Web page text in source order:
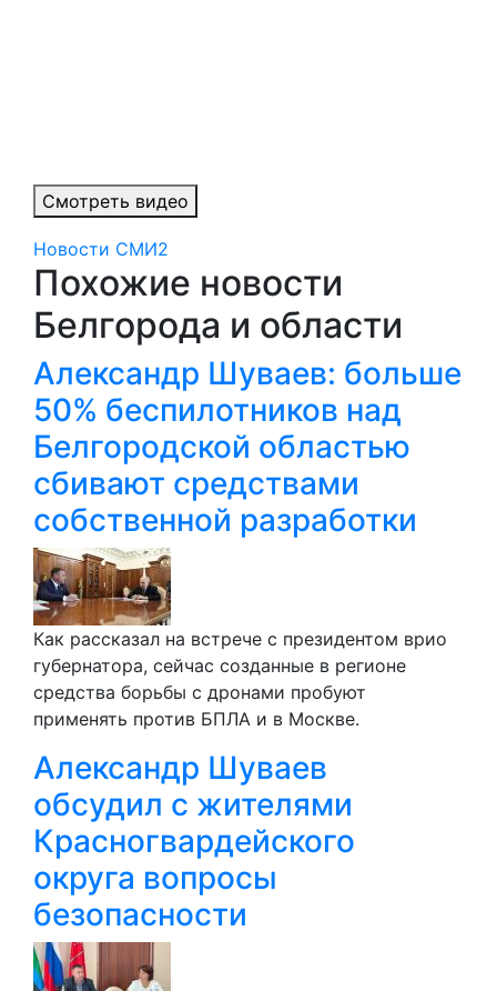
Смотреть видео
Новости СМИ2
Похожие новости
Белгорода и области
Александр Шуваев: больше
50% беспилотников над
Белгородской областью
сбивают средствами
собственной разработки
Как рассказал на встрече с президентом врио
губернатора, сейчас созданные в регионе
средства борьбы с дронами пробуют
применять против БПЛА и в Москве.
Александр Шуваев
обсудил с жителями
Красногвардейского
округа вопросы
безопасности